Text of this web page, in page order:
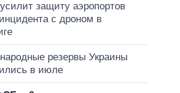
защиту аэропортов
с дроном в
резервы Украины
в июле